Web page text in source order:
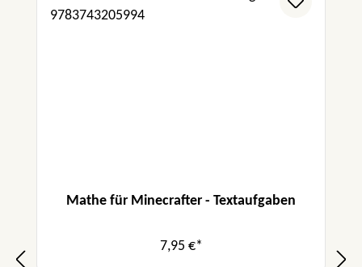
Mathe für Minecrafter - Textaufgaben
7,95 €*